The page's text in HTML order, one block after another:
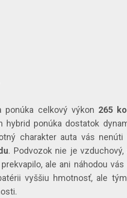
ponúka celkový výkon 265
hybrid ponúka dostatok
charakter auta vás
. Podvozok nie je
ale ani náhodou
vyššiu hmotnosť, ale